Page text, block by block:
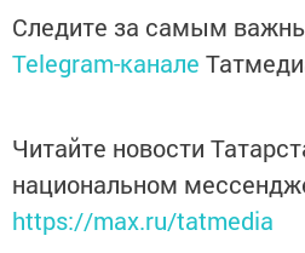
Следите за самым
Telegram-канале
Читайте новости
национальном
https://max.ru/tatmedia